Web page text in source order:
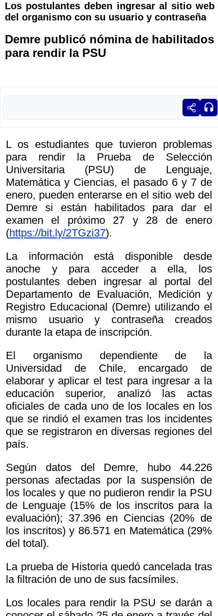
Los postulantes deben ingresar al sitio web
del organismo con su usuario y contraseña
Demre publicó nómina de habilitados
para rendir la PSU
L os estudiantes que tuvieron problemas
para rendir la Prueba de Selección
Universitaria (PSU) de Lenguaje,
Matemática y Ciencias, el pasado 6 y 7 de
enero, pueden enterarse en el sitio web del
Demre si están habilitados para dar el
examen el próximo 27 y 28 de enero
(https://bit.ly/2TGzi37).
La información está disponible desde
anoche y para acceder a ella, los
postulantes deben ingresar al portal del
Departamento de Evaluación, Medición y
Registro Educacional (Demre) utilizando el
mismo usuario y contraseña creados
durante la etapa de inscripción.
El organismo dependiente de la
Universidad de Chile, encargado de
elaborar y aplicar el test para ingresar a la
educación superior, analizó las actas
oficiales de cada uno de los locales en los
que se rindió el examen tras los incidentes
que se registraron en diversas regiones del
país.
Según datos del Demre, hubo 44.226
personas afectadas por la suspensión de
los locales y que no pudieron rendir la PSU
de Lenguaje (15% de los inscritos para la
evaluación); 37.396 en Ciencias (20% de
los inscritos) y 86.571 en Matemática (29%
del total).
La prueba de Historia quedó cancelada tras
la filtración de uno de sus facsímiles.
Los locales para rendir la PSU se darán a